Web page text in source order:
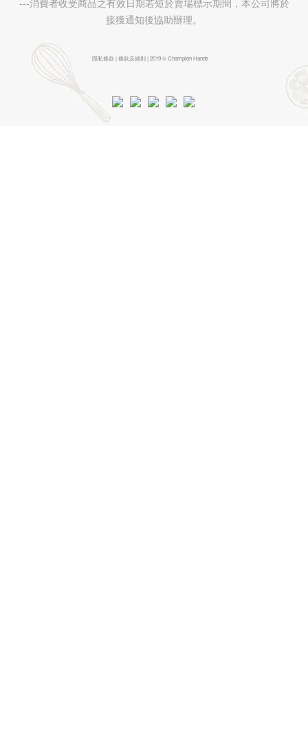
---消費者收受商品之有效日期若短於賣場標示期間，本公司將於
接獲通知後協助辦理。
隱私條款 | 條款及細則 | 2019 © Champion Hands